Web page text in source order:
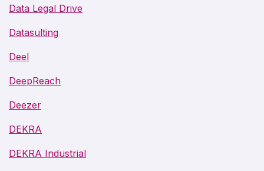
Data Legal Drive
Datasulting
Deel
DeepReach
Deezer
DEKRA
DEKRA Industrial